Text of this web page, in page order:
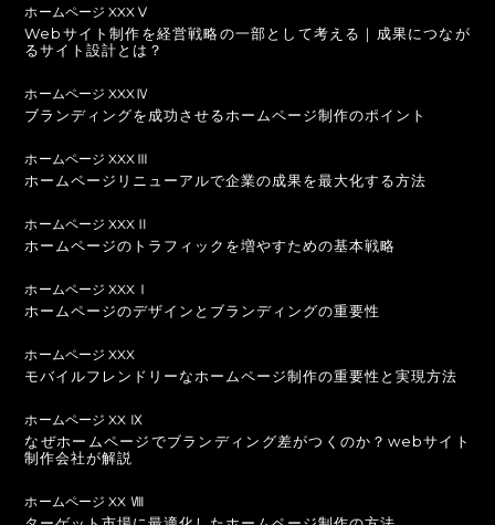
ホームページ XXXⅤ
Webサイト制作を経営戦略の一部として考える｜成果につなが
るサイト設計とは？
ホームページ XXXⅣ
ブランディングを成功させるホームページ制作のポイント
ホームページ XXXⅢ
ホームページリニューアルで企業の成果を最大化する方法
ホームページ XXXⅡ
ホームページのトラフィックを増やすための基本戦略
ホームページ XXXⅠ
ホームページのデザインとブランディングの重要性
ホームページ XXX
モバイルフレンドリーなホームページ制作の重要性と実現方法
ホームページ XX Ⅸ
なぜホームページでブランディング差がつくのか？webサイト
制作会社が解説
ホームページ XX Ⅷ